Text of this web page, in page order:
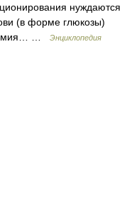
нуждаются
(в форме глюкозы)
…
Энциклопедия